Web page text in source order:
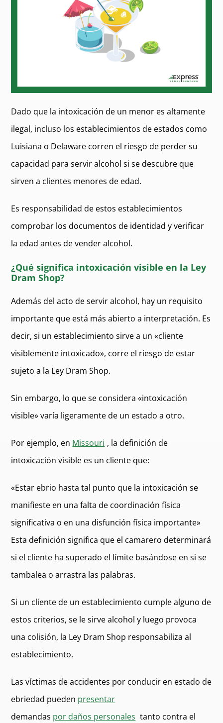
Dado que la intoxicación de un menor es altamente
ilegal, incluso los establecimientos de estados como
Luisiana o Delaware corren el riesgo de perder su
capacidad para servir alcohol si se descubre que
sirven a clientes menores de edad.
Es responsabilidad de estos establecimientos
comprobar los documentos de identidad y verificar
la edad antes de vender alcohol.
¿Qué significa intoxicación visible en la Ley
Dram Shop?
Además del acto de servir alcohol, hay un requisito
importante que está más abierto a interpretación. Es
decir, si un establecimiento sirve a un «cliente
visiblemente intoxicado», corre el riesgo de estar
sujeto a la Ley Dram Shop.
Sin embargo, lo que se considera «intoxicación
visible» varía ligeramente de un estado a otro.
Por ejemplo, en Missouri , la definición de
intoxicación visible es un cliente que:
«Estar ebrio hasta tal punto que la intoxicación se
manifieste en una falta de coordinación física
significativa o en una disfunción física importante»
Esta definición significa que el camarero determinará
si el cliente ha superado el límite basándose en si se
tambalea o arrastra las palabras.
Si un cliente de un establecimiento cumple alguno de
estos criterios, se le sirve alcohol y luego provoca
una colisión, la Ley Dram Shop responsabiliza al
establecimiento.
Las víctimas de accidentes por conducir en estado de
ebriedad pueden presentar
demandas por daños personales tanto contra el